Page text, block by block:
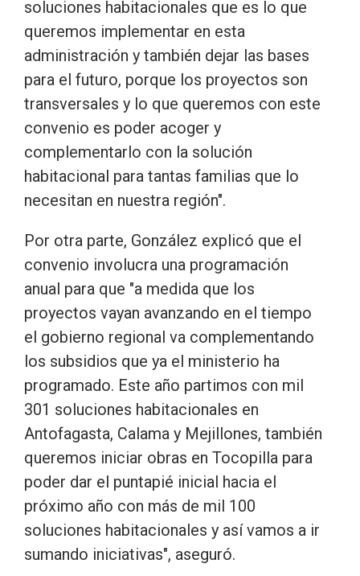
soluciones habitacionales que es lo que
queremos implementar en esta
administración y también dejar las bases
para el futuro, porque los proyectos son
transversales y lo que queremos con este
convenio es poder acoger y
complementarlo con la solución
habitacional para tantas familias que lo
necesitan en nuestra región".
Por otra parte, González explicó que el
convenio involucra una programación
anual para que "a medida que los
proyectos vayan avanzando en el tiempo
el gobierno regional va complementando
los subsidios que ya el ministerio ha
programado. Este año partimos con mil
301 soluciones habitacionales en
Antofagasta, Calama y Mejillones, también
queremos iniciar obras en Tocopilla para
poder dar el puntapié inicial hacia el
próximo año con más de mil 100
soluciones habitacionales y así vamos a ir
sumando iniciativas", aseguró.